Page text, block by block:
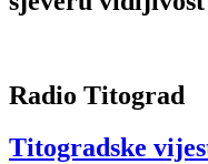
Radio Titograd
Titogradske